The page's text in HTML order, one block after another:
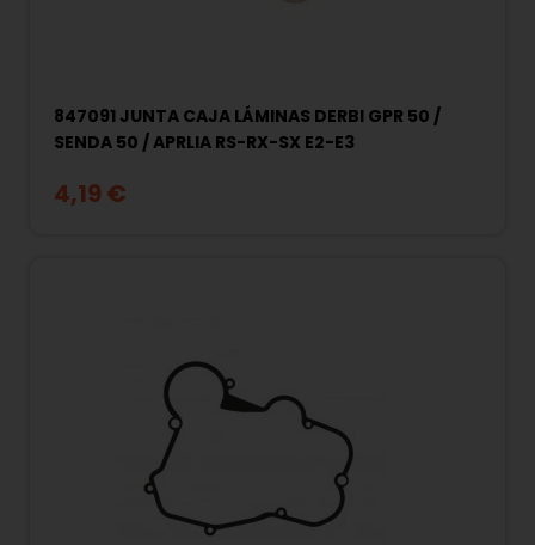
847091 JUNTA CAJA LÁMINAS DERBI GPR 50 /
SENDA 50 / APRLIA RS-RX-SX E2-E3
4,19 €